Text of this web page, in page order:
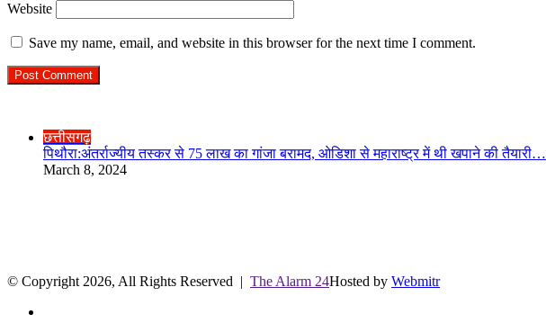
Website
Save my name, email, and website in this browser for the next time I comment.
छत्तीसगढ़
पिथौरा:अंतर्राज्यीय तस्कर से 75 लाख का गांजा बरामद, ओडिशा से महाराष्ट्र में थी खपाने की तैयारी…
March 8, 2024
© Copyright 2026, All Rights Reserved | The Alarm 24Hosted by Webmitr